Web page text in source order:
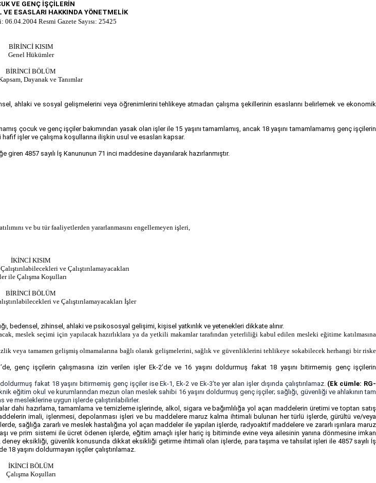
VE GENÇ İŞÇİLERİN
ESASLARI HAKKINDA YÖNETMELİK
06.04.2004 Resmi Gazete Sayısı: 25425
BİRİNCİ KISIM
Genel Hükümler
BİRİNCİ BÖLÜM
Dayanak ve Tanımlar
ahlaki ve sosyal gelişmelerini veya öğrenimlerini tehlikeye atmadan çalışma şekillerinin esaslarını belirlemek ve ekonomik
çocuk ve genç işçiler bakımından yasak olan işler ile 15 yaşını tamamlamış, ancak 18 yaşını tamamlamamış genç işçilerin
işler ve çalışma koşullarına ilişkin usul ve esasları kapsar.
4857 sayılı İş Kanununun 71 inci maddesine dayanılarak hazırlanmıştır.
ve bu tür faaliyetlerden yararlanmasını engellemeyen işleri,
İKİNCİ KISIM
ve Çalıştırılamayacakları
ile Çalışma Koşulları
BİRİNCİ BÖLÜM
ve Çalıştırılamayacakları İşler
bedensel, zihinsel, ahlaki ve psikososyal gelişimi, kişisel yatkınlık ve yetenekleri dikkate alınır.
meslek seçimi için yapılacak hazırlıklara ya da yetkili makamlar tarafından yeterliliği kabul edilen mesleki eğitime katılmasına
veya tamamen gelişmiş olmamalarına bağlı olarak gelişmelerini, sağlık ve güvenliklerini tehlikeye sokabilecek herhangi bir riske
genç işçilerin çalışmasına izin verilen işler Ek-2’de ve 16 yaşını doldurmuş fakat 18 yaşını bitirmemiş genç işçilerin
fakat 18 yaşını bitirmemiş genç işçiler ise Ek-1, Ek-2 ve Ek-3’te yer alan işler dışında çalıştırılamaz. (Ek cümle: RG-
eğitim okul ve kurumlarından mezun olan meslek sahibi 16 yaşını doldurmuş genç işçiler; sağlığı, güvenliği ve ahlakının tam
ve mesleklerine uygun işlerde çalıştırılabilirler.
dahi hazırlama, tamamlama ve temizleme işlerinde, alkol, sigara ve bağımlılığa yol açan maddelerin üretimi ve toptan satış
imali, işlenmesi, depolanması işleri ve bu maddelere maruz kalma ihtimali bulunan her türlü işlerde, gürültü ve/veya
sağlığa zararlı ve meslek hastalığına yol açan maddeler ile yapılan işlerde, radyoaktif maddelere ve zararlı ışınlara maruz
ve prim sistemi ile ücret ödenen işlerde, eğitim amaçlı işler hariç iş bitiminde evine veya ailesinin yanına dönmesine imkan
eksikliği, güvenlik konusunda dikkat eksikliği getirme ihtimali olan işlerde, para taşıma ve tahsilat işleri ile 4857 sayılı İş
yaşını doldurmayan işçiler çalıştırılamaz.
İKİNCİ BÖLÜM
Çalışma Koşulları